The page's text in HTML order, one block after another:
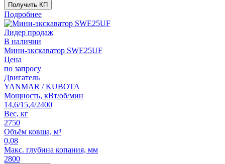
Получить КП
Подробнее
Лидер продаж
В наличии
Мини-экскаватор SWE25UF
Цена
по запросу
Двигатель
YANMAR / KUBOTA
Мощность, кВт/об/мин
14,6/15,4/2400
Вес, кг
2750
Объём ковша, м³
0,08
Макс. глубина копания, мм
2800